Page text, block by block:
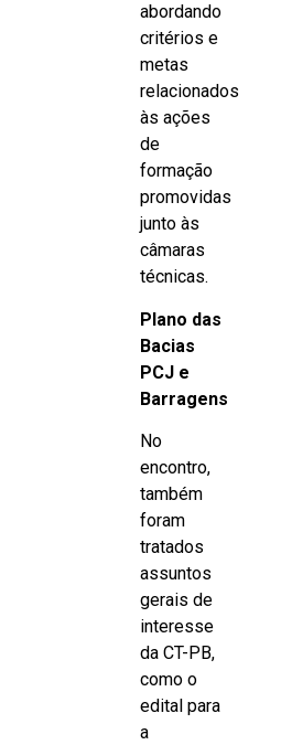
abordando
critérios e
metas
relacionados
às ações
de
formação
promovidas
junto às
câmaras
técnicas.
Plano das
Bacias
PCJ e
Barragens
No
encontro,
também
foram
tratados
assuntos
gerais de
interesse
da CT-PB,
como o
edital para
a